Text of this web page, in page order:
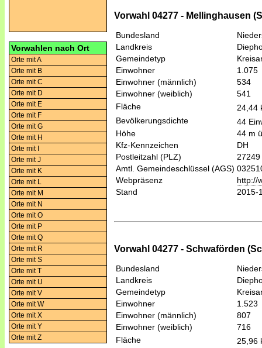
Vorwahlen nach Ort
Orte mit A
Orte mit B
Orte mit C
Orte mit D
Orte mit E
Orte mit F
Orte mit G
Orte mit H
Orte mit I
Orte mit J
Orte mit K
Orte mit L
Orte mit M
Orte mit N
Orte mit O
Orte mit P
Orte mit Q
Orte mit R
Orte mit S
Orte mit T
Orte mit U
Orte mit V
Orte mit W
Orte mit X
Orte mit Y
Orte mit Z
Vorwahl 04277 - Mellinghausen
Bundesland
Landkreis
Gemeindetyp
Einwohner
1.075
Einwohner (männlich)
534
Einwohner (weiblich)
541
Fläche
24,44
Bevölkerungsdichte
44
Höhe
44 m
Kfz-Kennzeichen
DH
Postleitzahl (PLZ)
27249
Amtl. Gemeindeschlüssel (AGS)
Webpräsenz
http://
Stand
2015-
Vorwahl 04277 - Schwaförden
Bundesland
Landkreis
Gemeindetyp
Einwohner
1.523
Einwohner (männlich)
807
Einwohner (weiblich)
716
Fläche
25,96